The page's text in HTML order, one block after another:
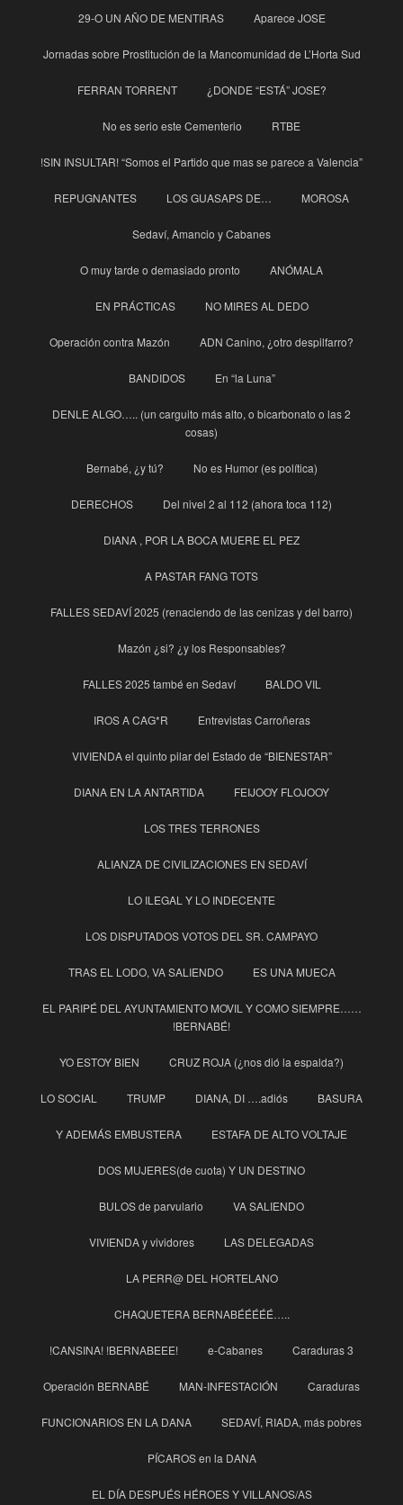
29-O UN AÑO DE MENTIRAS Aparece JOSE
Jornadas sobre Prostitución de la Mancomunidad de L’Horta Sud
FERRAN TORRENT ¿DONDE “ESTÁ” JOSE?
No es serio este Cementerio RTBE
!SIN INSULTAR! “Somos el Partido que mas se parece a Valencia”
REPUGNANTES LOS GUASAPS DE… MOROSA
Sedaví, Amancio y Cabanes
O muy tarde o demasiado pronto ANÓMALA
EN PRÁCTICAS NO MIRES AL DEDO
Operación contra Mazón ADN Canino, ¿otro despilfarro?
BANDIDOS En “la Luna”
DENLE ALGO….. (un carguito más alto, o bicarbonato o las 2
cosas)
Bernabé, ¿y tú? No es Humor (es política)
DERECHOS Del nivel 2 al 112 (ahora toca 112)
DIANA , POR LA BOCA MUERE EL PEZ
A PASTAR FANG TOTS
FALLES SEDAVÍ 2025 (renaciendo de las cenizas y del barro)
Mazón ¿si? ¿y los Responsables?
FALLES 2025 també en Sedaví BALDO VIL
IROS A CAG*R Entrevistas Carroñeras
VIVIENDA el quinto pilar del Estado de “BIENESTAR”
DIANA EN LA ANTARTIDA FEIJOOY FLOJOOY
LOS TRES TERRONES
ALIANZA DE CIVILIZACIONES EN SEDAVÍ
LO ILEGAL Y LO INDECENTE
LOS DISPUTADOS VOTOS DEL SR. CAMPAYO
TRAS EL LODO, VA SALIENDO ES UNA MUECA
EL PARIPÉ DEL AYUNTAMIENTO MOVIL Y COMO SIEMPRE……
!BERNABÉ!
YO ESTOY BIEN CRUZ ROJA (¿nos dió la espalda?)
LO SOCIAL TRUMP DIANA, DI ….adiós BASURA
Y ADEMÁS EMBUSTERA ESTAFA DE ALTO VOLTAJE
DOS MUJERES(de cuota) Y UN DESTINO
BULOS de parvulario VA SALIENDO
VIVIENDA y vividores LAS DELEGADAS
LA PERR@ DEL HORTELANO
CHAQUETERA BERNABÉÉÉÉÉ…..
!CANSINA! !BERNABEEE! e-Cabanes Caraduras 3
Operación BERNABÉ MAN-INFESTACIÓN Caraduras
FUNCIONARIOS EN LA DANA SEDAVÍ, RIADA, más pobres
PÍCAROS en la DANA
EL DÍA DESPUÉS HÉROES Y VILLANOS/AS